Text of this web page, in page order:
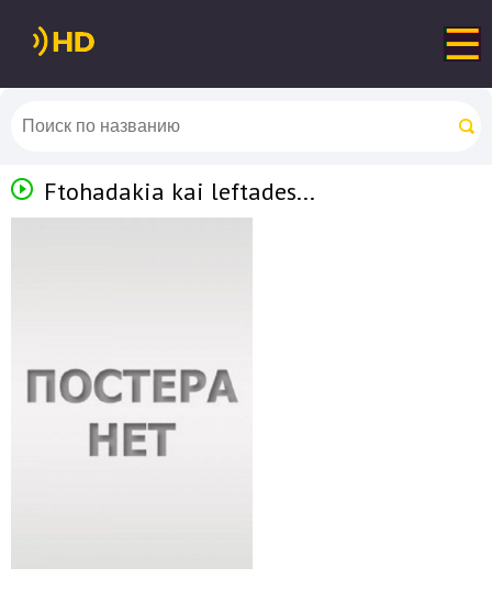
Ftohadakia kai leftades...